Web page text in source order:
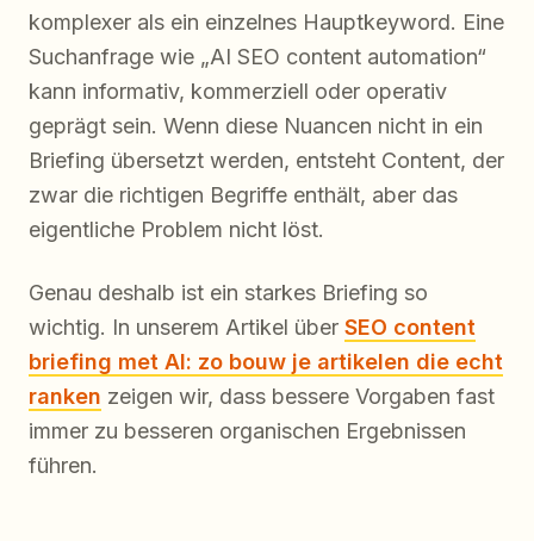
komplexer als ein einzelnes Hauptkeyword. Eine
Suchanfrage wie „AI SEO content automation“
kann informativ, kommerziell oder operativ
geprägt sein. Wenn diese Nuancen nicht in ein
Briefing übersetzt werden, entsteht Content, der
zwar die richtigen Begriffe enthält, aber das
eigentliche Problem nicht löst.
Genau deshalb ist ein starkes Briefing so
wichtig. In unserem Artikel über SEO content
briefing met AI: zo bouw je artikelen die echt
ranken zeigen wir, dass bessere Vorgaben fast
immer zu besseren organischen Ergebnissen
führen.